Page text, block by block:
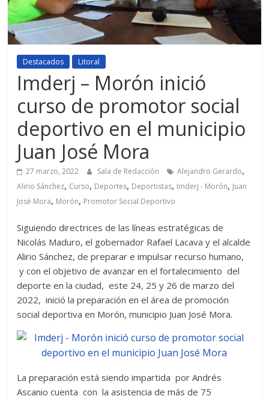
Destacados Litoral
Imderj – Morón inició
curso de promotor social
deportivo en el municipio
Juan José Mora
27 marzo, 2022 Sala de Redacción Alejandro Gerardo,
Alirio Sánchez, Curso, Deportes, Deportistas, Imderj - Morón, Juan
José Mora, Morón, Promotor Social Deportivo
Siguiendo directrices de las líneas estratégicas de
Nicolás Maduro, el gobernador Rafael Lacava y el alcalde
Alirio Sánchez, de preparar e impulsar recurso humano,
y con el objetivo de avanzar en el fortalecimiento del
deporte en la ciudad, este 24, 25 y 26 de marzo del
2022, inició la preparación en el área de promoción
social deportiva en Morón, municipio Juan José Mora.
La preparación está siendo impartida por Andrés
Ascanio cuenta con la asistencia de más de 75